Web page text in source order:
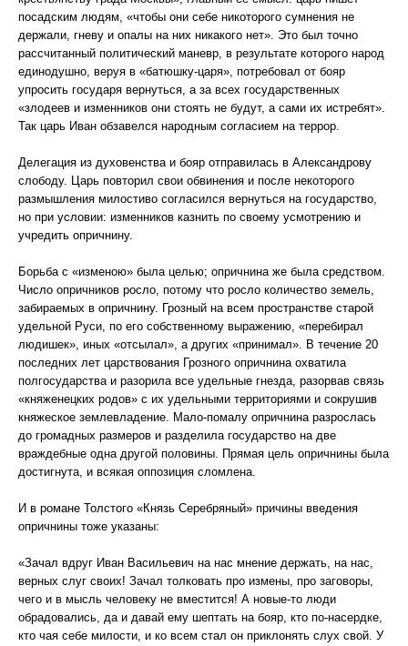
посадским людям, «чтобы они себе никоторого сумнения не
держали, гневу и опалы на них никакого нет». Это был точно
рассчитанный политический маневр, в результате которого народ
единодушно, веруя в «батюшку-царя», потребовал от бояр
упросить государя вернуться, а за всех государственных
«злодеев и изменников они стоять не будут, а сами их истребят».
Так царь Иван обзавелся народным согласием на террор.
Делегация из духовенства и бояр отправилась в Александрову
слободу. Царь повторил свои обвинения и после некоторого
размышления милостиво согласился вернуться на государство,
но при условии: изменников казнить по своему усмотрению и
учредить опричнину.
Борьба с «изменою» была целью; опричнина же была средством.
Число опричников росло, потому что росло количество земель,
забираемых в опричнину. Грозный на всем пространстве старой
удельной Руси, по его собственному выражению, «перебирал
людишек», иных «отсылал», а других «принимал». В течение 20
последних лет царствования Грозного опричнина охватила
полгосударства и разорила все удельные гнезда, разорвав связь
«княженецких родов» с их удельными территориями и сокрушив
княжеское землевладение. Мало-помалу опричнина разрослась
до громадных размеров и разделила государство на две
враждебные одна другой половины. Прямая цель опричнины была
достигнута, и всякая оппозиция сломлена.
И в романе Толстого «Князь Серебряный» причины введения
опричнины тоже указаны:
«Зачал вдруг Иван Васильевич на нас мнение держать, на нас,
верных слуг своих! Зачал толковать про измены, про заговоры,
чего и в мысль человеку не вместится! А новые-то люди
обрадовались, да и давай ему шептать на бояр, кто по-насердке,
кто чая себе милости, и ко всем стал он приклонять слух свой. У